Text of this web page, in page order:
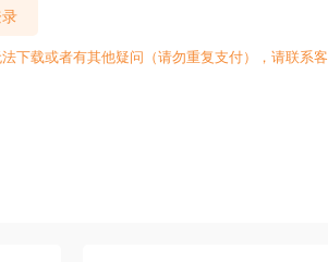
下载或者有其他疑问（请勿重复支付），请联系